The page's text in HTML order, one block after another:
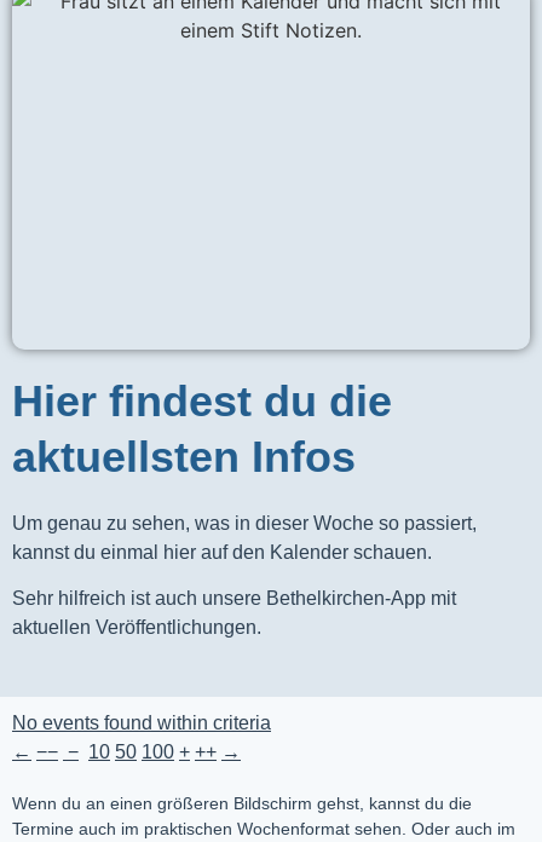
Hier findest du die
aktuellsten Infos
Um genau zu sehen, was in dieser Woche so passiert,
kannst du einmal hier auf den Kalender schauen.
Sehr hilfreich ist auch unsere Bethelkirchen-App mit
aktuellen Veröffentlichungen.
No events found within criteria
← −− − 10 50 100 + ++ →
Wenn du an einen größeren Bildschirm gehst, kannst du die
Termine auch im praktischen Wochenformat sehen. Oder auch im